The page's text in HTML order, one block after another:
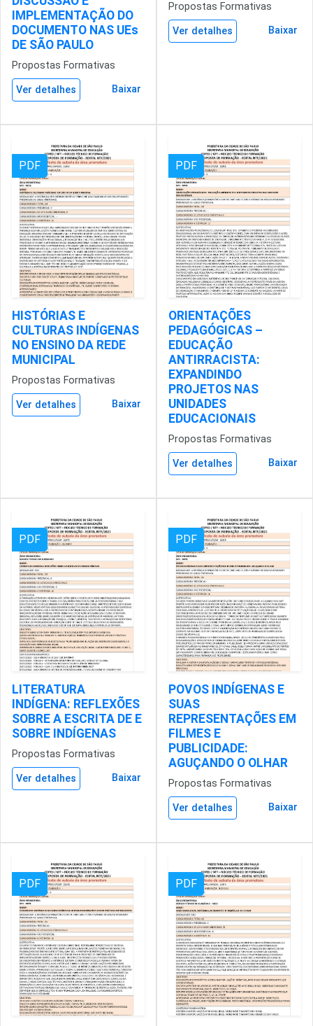
IMPLEMENTAÇÃO DO
DOCUMENTO NAS UEs
DE SÃO PAULO
Propostas Formativas
Ver detalhes Baixar
Propostas Formativas
Ver detalhes Baixar
PDF
HISTÓRIAS E
CULTURAS INDÍGENAS
NO ENSINO DA REDE
MUNICIPAL
Propostas Formativas
Ver detalhes Baixar
PDF
ORIENTAÇÕES
PEDAGÓGICAS –
EDUCAÇÃO
ANTIRRACISTA:
EXPANDINDO
PROJETOS NAS
UNIDADES
EDUCACIONAIS
Propostas Formativas
Ver detalhes Baixar
PDF
LITERATURA
INDÍGENA: REFLEXÕES
SOBRE A ESCRITA DE E
SOBRE INDÍGENAS
Propostas Formativas
Ver detalhes Baixar
PDF
POVOS INDÍGENAS E
SUAS
REPRESENTAÇÕES EM
FILMES E
PUBLICIDADE:
AGUÇANDO O OLHAR
Propostas Formativas
Ver detalhes Baixar
PDF PDF